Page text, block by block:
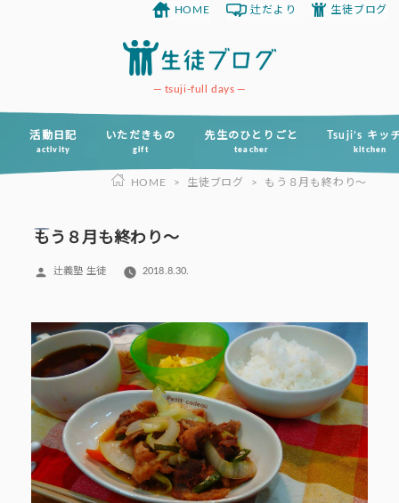
ツ
tsuji-full days
活動日記
activity
いただきもの
gift
先生のひとりごと
teacher
Tsuji’s キッ
kitchen
HOME 辻だより 生徒ブログ
HOME > 生徒ブログ > もう８月も終わり～
もう８月も終わり～
投
辻義塾 生徒 2018.8.30.